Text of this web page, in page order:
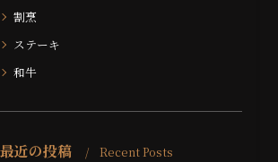
割烹
ステーキ
和牛
最近の投稿 Recent Posts